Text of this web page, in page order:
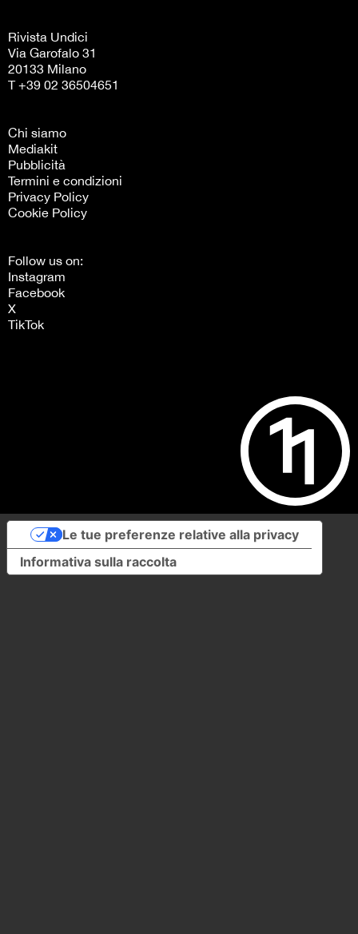
Rivista Undici
Via Garofalo 31
20133 Milano
T +39 02 36504651
Chi siamo
Mediakit
Pubblicità
Termini e condizioni
Privacy Policy
Cookie Policy
Follow us on:
Instagram
Facebook
X
TikTok
Informativa sulla raccolta
Le tue preferenze relative alla privacy